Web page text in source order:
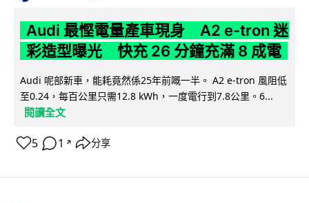
Audi 最慳電量產車現身 A2 e-tron 迷
彩造型曝光 快充 26 分鐘充滿 8 成電
Audi 呢部新車，能耗竟然係25年前嘅一半。 A2 e-tron 風阻低
至0.24，每百公里只需12.8 kWh，一度電行到7.8公里。6...
閱讀全文
5 1 ↗ 分享